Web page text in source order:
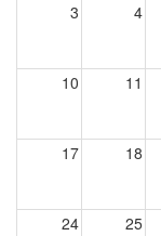
3 4
10 11
17 18
24 25